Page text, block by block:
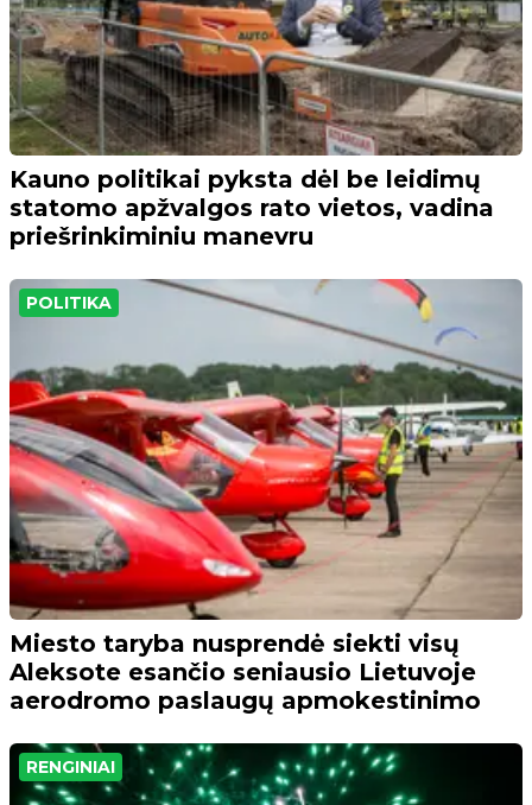
Kauno politikai pyksta dėl be leidimų
statomo apžvalgos rato vietos, vadina
priešrinkiminiu manevru
POLITIKA
Miesto taryba nusprendė siekti visų
Aleksote esančio seniausio Lietuvoje
aerodromo paslaugų apmokestinimo
RENGINIAI